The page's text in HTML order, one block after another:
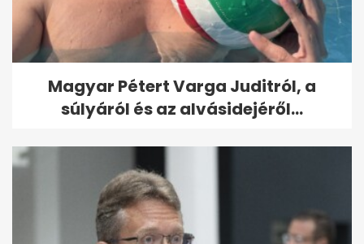
Magyar Pétert Varga Juditról, a
súlyáról és az alvásidejéről...